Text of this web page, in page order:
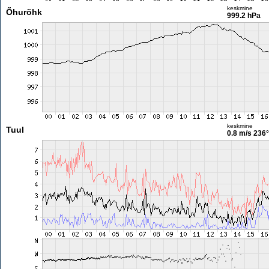
Õhurõhk keskmine
999.2 hPa
Tuul keskmine
0.8 m/s 236°